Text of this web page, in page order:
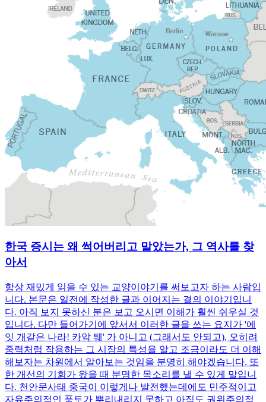
한국 증시는 왜 썩어버리고 말았는가, 그 역사를 찾
아서
항상 재밌게 읽을 수 있는 교양이야기를 써보고자 하는 사람입
니다. 본문은 일전에 작성한 글과 이어지는 결의 이야기입니
다. 아직 보지 못하신 분은 보고 오시면 이해가 훨씬 쉬우실 것
입니다. 다만 들어가기에 앞서서 이러한 글을 쓰는 요지가 '에
잇 개같은 나라! 카악 퉤' 가 아니고 (그래서도 안되고), 오히려
중력처럼 작용하는 그 시장의 특성을 알고 조금이라도 더 이해
해보자는 차원에서 알아보는 것임을 분명히 해야겠습니다. 또
한 개선의 기회가 왔을 때 분명한 목소리를 낼 수 있게 말입니
다. 천안문사태 중국이 이렇게나 발전했는데에도 민주적이고
자유주의적인 풍토가 뿌리내리지 못하고 아직도 권위주의적